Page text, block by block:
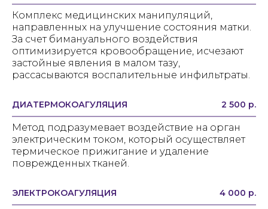
Комплекс медицинских манипуляций,
направленных на улучшение состояния матки.
За счет бимануального воздействия
оптимизируется кровообращение, исчезают
застойные явления в малом тазу,
рассасываются воспалительные инфильтраты.
ДИАТЕРМОКОАГУЛЯЦИЯ 2 500 р.
Метод подразумевает воздействие на орган
электрическим током, который осуществляет
термическое прижигание и удаление
поврежденных тканей.
ЭЛЕКТРОКОАГУЛЯЦИЯ 4 000 р.